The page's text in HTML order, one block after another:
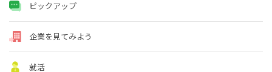
ピックアップ
企業を見てみよう
就活